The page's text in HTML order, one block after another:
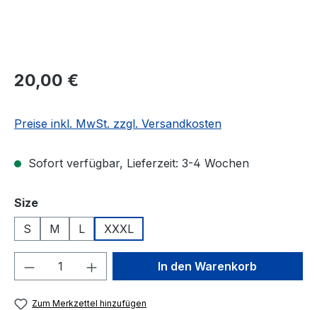
Regulärer Preis:
20,00 €
Preise inkl. MwSt. zzgl. Versandkosten
Sofort verfügbar, Lieferzeit: 3-4 Wochen
Sizeauswählen
S
M L XXXL
Produkt Anzahl: Gib denIn den Warenkorb
Zum Merkzettel hinzufügen